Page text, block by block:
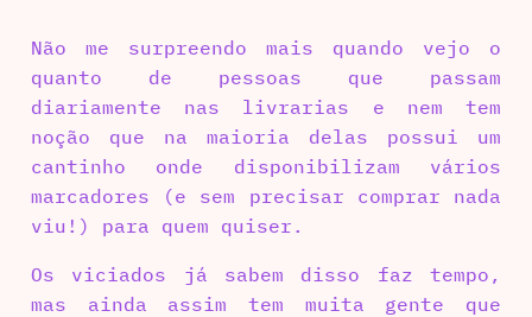
Não me surpreendo mais quando vejo o
quanto de pessoas que passam
diariamente nas livrarias e nem tem
noção que na maioria delas possui um
cantinho onde disponibilizam vários
marcadores (e sem precisar comprar nada
viu!) para quem quiser.
Os viciados já sabem disso faz tempo,
mas ainda assim tem muita gente que